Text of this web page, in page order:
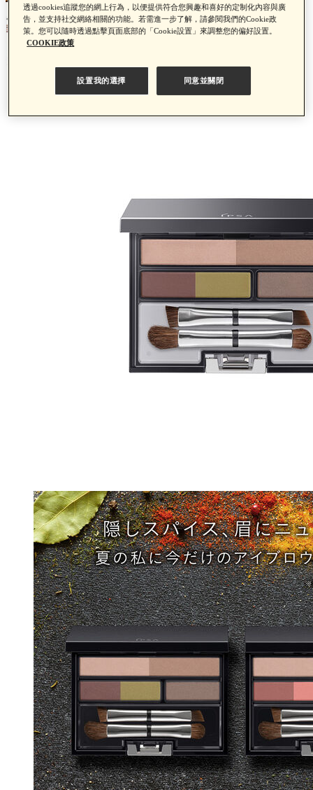
透過cookies追蹤您的網上行為，以便提供符合您興趣和喜好的定制化內容與廣
告，並支持社交網絡相關的功能。若需進一步了解，請參閱我們的Cookie政
策。您可以隨時透過點擊頁面底部的「Cookie設置」來調整您的偏好設置。
COOKIE政策
設置我的選擇 同意並關閉